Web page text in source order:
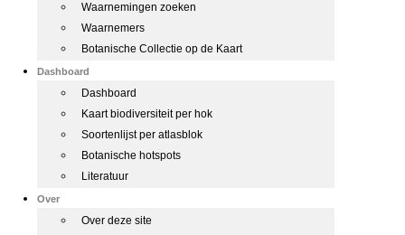
Waarnemingen zoeken
Waarnemers
Botanische Collectie op de Kaart
Dashboard
Dashboard
Kaart biodiversiteit per hok
Soortenlijst per atlasblok
Botanische hotspots
Literatuur
Over
Over deze site